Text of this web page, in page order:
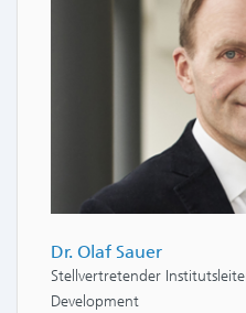
Dr. Olaf Sauer
Stellvertretender
Development